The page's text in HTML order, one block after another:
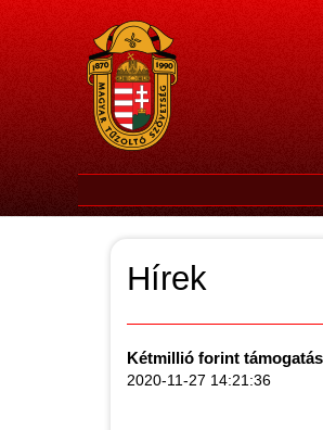
Hírek
Kétmillió forint
2020-11-27 14:21:36